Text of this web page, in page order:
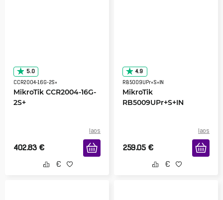
5.0
CCR2004-16G-2S+
MikroTik CCR2004-16G-
2S+
laos
402.83 €
4.9
RB5009UPr+S+IN
MikroTik
RB5009UPr+S+IN
laos
259.05 €